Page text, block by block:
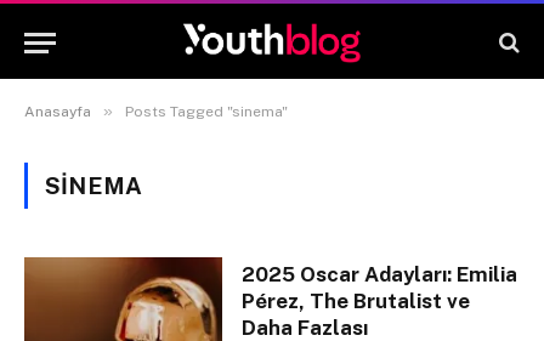
Anasayfa » Posts Tagged "sinema"
SINEMA
2025 Oscar Adayları: Emilia
Pérez, The Brutalist ve
Daha Fazlası